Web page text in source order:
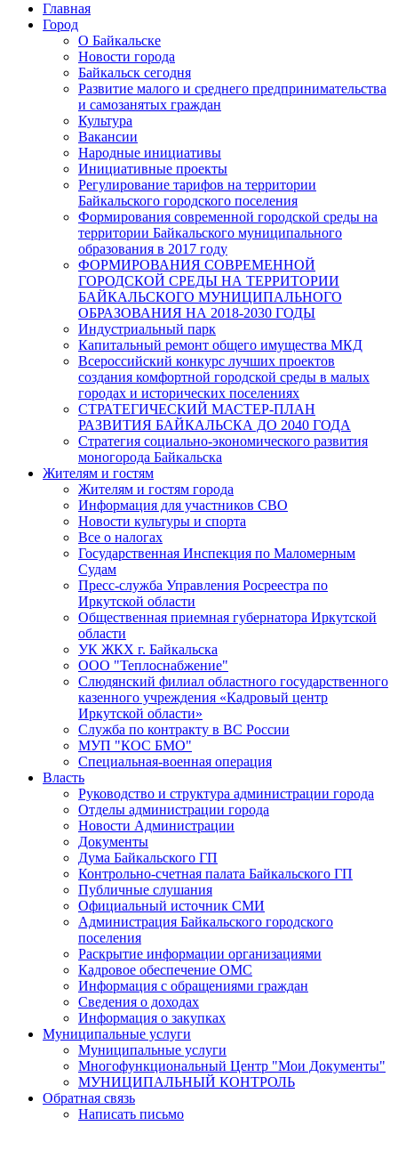
Главная
Город
О Байкальске
Новости города
Байкальск сегодня
Развитие малого и среднего предпринимательства
и самозанятых граждан
Культура
Вакансии
Народные инициативы
Инициативные проекты
Регулирование тарифов на территории
Байкальского городского поселения
Формирования современной городской среды на
территории Байкальского муниципального
образования в 2017 году
ФОРМИРОВАНИЯ СОВРЕМЕННОЙ
ГОРОДСКОЙ СРЕДЫ НА ТЕРРИТОРИИ
БАЙКАЛЬСКОГО МУНИЦИПАЛЬНОГО
ОБРАЗОВАНИЯ НА 2018-2030 ГОДЫ
Индустриальный парк
Капитальный ремонт общего имущества МКД
Всероссийский конкурс лучших проектов
создания комфортной городской среды в малых
городах и исторических поселениях
СТРАТЕГИЧЕСКИЙ МАСТЕР-ПЛАН
РАЗВИТИЯ БАЙКАЛЬСКА ДО 2040 ГОДА
Стратегия социально-экономического развития
моногорода Байкальска
Жителям и гостям
Жителям и гостям города
Информация для участников СВО
Новости культуры и спорта
Все о налогах
Государственная Инспекция по Маломерным
Судам
Пресс-служба Управления Росреестра по
Иркутской области
Общественная приемная губернатора Иркутской
области
УК ЖКХ г. Байкальска
ООО "Теплоснабжение"
Слюдянский филиал областного государственного
казенного учреждения «Кадровый центр
Иркутской области»
Служба по контракту в ВС России
МУП "КОС БМО"
Специальная-военная операция
Власть
Руководство и структура администрации города
Отделы администрации города
Новости Администрации
Документы
Дума Байкальского ГП
Контрольно-счетная палата Байкальского ГП
Публичные слушания
Официальный источник СМИ
Администрация Байкальского городского
поселения
Раскрытие информации организациями
Кадровое обеспечение ОМС
Информация с обращениями граждан
Сведения о доходах
Информация о закупках
Муниципальные услуги
Муниципальные услуги
Многофункциональный Центр "Мои Документы"
МУНИЦИПАЛЬНЫЙ КОНТРОЛЬ
Обратная связь
Написать письмо